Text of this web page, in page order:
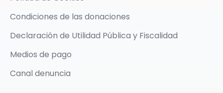
Condiciones de las donaciones
Declaración de Utilidad Pública y Fiscalidad
Medios de pago
Canal denuncia